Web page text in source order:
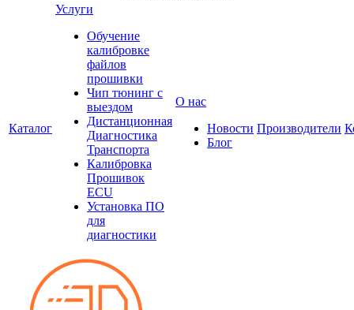
Каталог
Услуги
Обучение
калибровке
файлов
прошивки
Чип тюнинг с
выездом
Дистанционная
Диагностика
Транспорта
Калибровка
Прошивок
ECU
Установка ПО
для
диагностики
О нас
Новости
Блог
Производители